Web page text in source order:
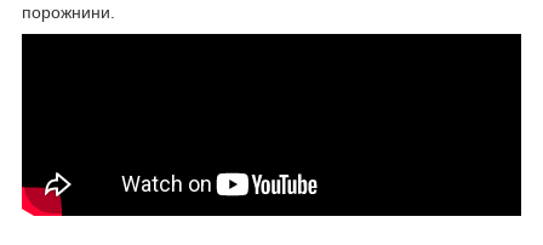
порожнини.